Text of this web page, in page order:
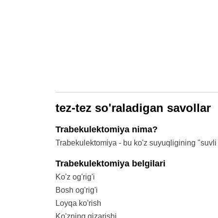
tez-tez so'raladigan savollar
Trabekulektomiya nima?
Trabekulektomiya - bu ko'z suyuqligining
Trabekulektomiya belgilari
Ko'z og'rig'i
Bosh og'rig'i
Loyqa ko'rish
Ko'zning qizarishi